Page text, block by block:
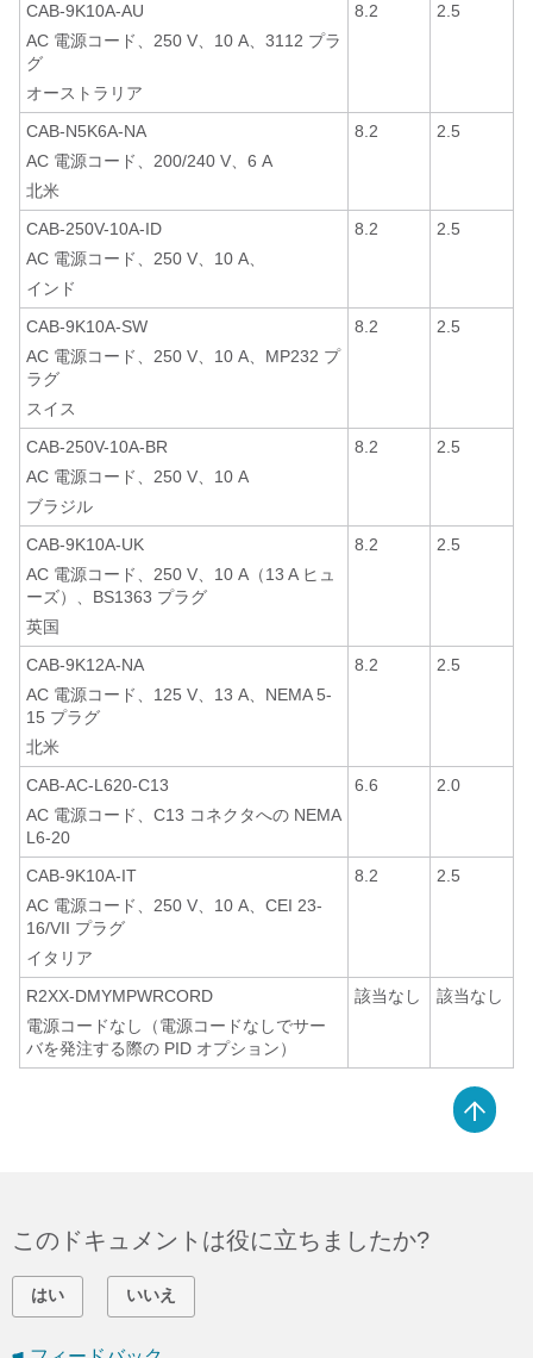
CAB-9K10A-AU
AC 電源コード、250 V、10 A、3112 プラ
グ
オーストラリア
8.2 2.5
CAB-N5K6A-NA
AC 電源コード、200/240 V、6 A
北米
8.2 2.5
CAB-250V-10A-ID
AC 電源コード、250 V、10 A、
インド
8.2 2.5
CAB-9K10A-SW
AC 電源コード、250 V、10 A、MP232 プ
ラグ
スイス
8.2 2.5
CAB-250V-10A-BR
AC 電源コード、250 V、10 A
ブラジル
8.2 2.5
CAB-9K10A-UK
AC 電源コード、250 V、10 A（13 A ヒュ
ーズ）、BS1363 プラグ
英国
8.2 2.5
CAB-9K12A-NA
AC 電源コード、125 V、13 A、NEMA 5-
15 プラグ
北米
8.2 2.5
CAB-AC-L620-C13
AC 電源コード、C13 コネクタへの NEMA
L6-20
6.6 2.0
CAB-9K10A-IT
AC 電源コード、250 V、10 A、CEI 23-
16/VII プラグ
イタリア
8.2 2.5
R2XX-DMYMPWRCORD
電源コードなし（電源コードなしでサー
バを発注する際の PID オプション）
該当なし 該当なし
このドキュメントは役に立ちましたか?
はい いいえ